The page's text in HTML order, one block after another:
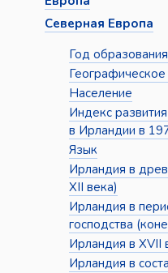
Северная Европа
Год образования
Население
Индекс
в Ирландии в
Язык
Ирландия в
XII века)
Ирландия в
господства
Ирландия в XVII
Ирландия в